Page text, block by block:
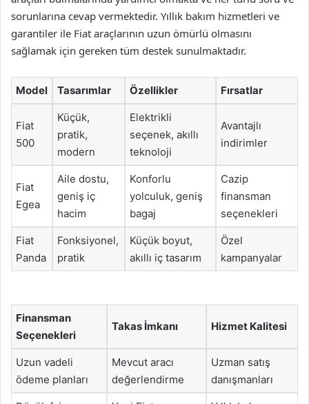
sorunlarına cevap vermektedir. Yıllık bakım hizmetleri ve
garantiler ile Fiat araçlarının uzun ömürlü olmasını
sağlamak için gereken tüm destek sunulmaktadır.
Model Tasarımlar Özellikler Fırsatlar
Fiat
500
Küçük,
pratik,
modern
Elektrikli
seçenek, akıllı
teknoloji
Avantajlı
indirimler
Fiat
Egea
Aile dostu,
geniş iç
hacim
Konforlu
yolculuk, geniş
bagaj
Cazip
finansman
seçenekleri
Fiat
Panda
Fonksiyonel,
pratik
Küçük boyut,
akıllı iç tasarım
Özel
kampanyalar
Finansman
Seçenekleri
Takas İmkanı Hizmet Kalitesi
Uzun vadeli
ödeme planları
Mevcut aracı
değerlendirme
Uzman satış
danışmanları